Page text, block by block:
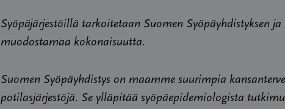
Syöpäjärjestöillä tarkoitetaan Suomen Syöpäyhdistyksen
muodostamaa kokonaisuutta.
Suomen Syöpäyhdistys on maamme suurimpia
potilasjärjestöjä. Se ylläpitää syöpäepidemiologista